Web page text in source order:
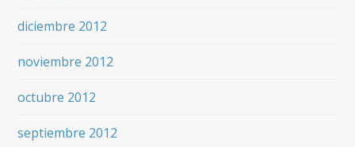
diciembre 2012
noviembre 2012
octubre 2012
septiembre 2012